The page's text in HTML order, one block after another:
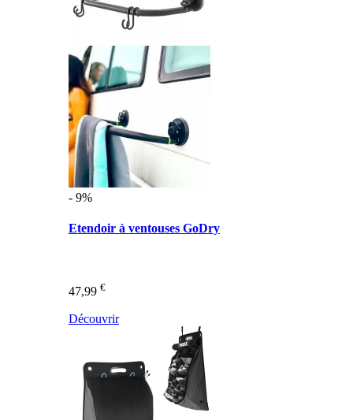
- 9%
Etendoir à ventouses GoDry
47,99 €
Découvrir